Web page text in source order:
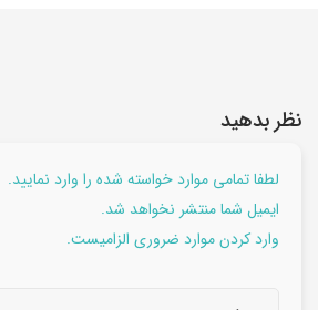
نظر بدهید
لطفا تمامی موارد خواسته شده را وارد نمایید.
ایمیل شما منتشر نخواهد شد.
وارد کردن موارد ضروری الزامیست.